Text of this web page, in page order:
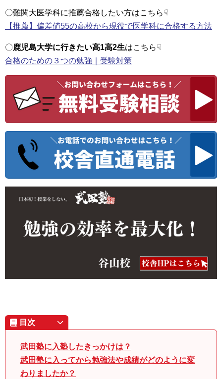
〇難関大医学科に推薦合格したい方はこちら☟
【推薦】偏差値55の高校から現役で医学科に合格する方法
〇鹿児島大学に行きたい高1高2生はこちら☟
合格のための３つの勉強｜受験対策
目次
武田塾に入塾したきっかけは？
武田塾に入ってから勉強法や成績がどのように変
わりましたか？